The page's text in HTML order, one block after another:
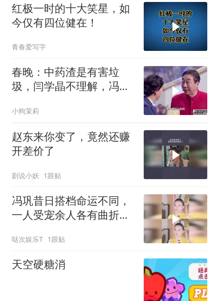
红极一时的十大笑星，如
今仅有四位健在！
青春爱写字
春晚：中药渣是有害垃
圾，闫学晶不理解，冯
小狗茉莉
赵东来你变了，竟然还赚
开差价了
剧说小妖 1跟贴
冯巩昔日搭档命运不同，
一人受宠余人各有曲折经
哒次娱乐T 1跟贴
天空硬糖消